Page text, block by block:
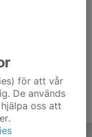
för att vår
De används
oss att